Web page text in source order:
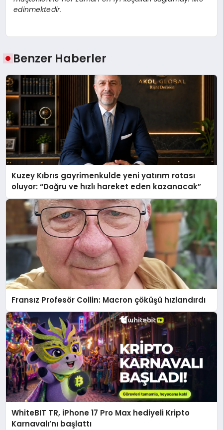
edinmektedir.
Benzer Haberler
Kuzey Kıbrıs gayrimenkulde yeni yatırım rotası
oluyor: “Doğru ve hızlı hareket eden kazanacak”
Fransız Profesör Collin: Macron çöküşü hızlandırdı
WhiteBIT TR, iPhone 17 Pro Max hediyeli Kripto
Karnavalı’nı başlattı